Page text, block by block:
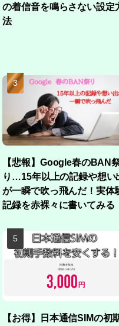
の着信音を鳴らさない設定
法
【悲報】Google春のBAN
り…15年以上の記録や想い
が一瞬で吹っ飛んだ！実体
記録を赤裸々に書いてみる
【お得】日本通信SIMの初